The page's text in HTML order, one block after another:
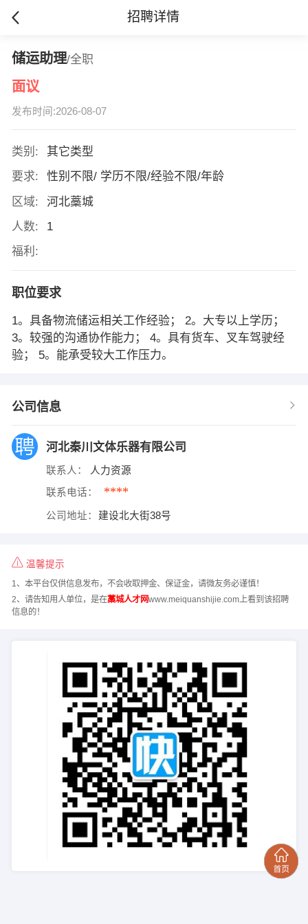
招聘详情
储运助理/全职
面议
发布时间:2026-08-07
类别:
其它类型
要求:
性别不限/ 学历不限/经验不限/年龄
区域:
河北藁城
人数:
1
福利:
职位要求
1。具备物流储运相关工作经验； 2。大专以上学历；
3。较强的沟通协作能力； 4。具有货车、叉车驾驶经
验； 5。能承受较大工作压力。
公司信息
河北秦川文体乐器有限公司
联系人： 人力资源
联系电话： ****
公司地址： 建设北大街38号
温馨提示
1、本平台仅供信息发布，不会收取押金、保证金，请微友务必谨慎！
2、请告知用人单位，是在藁城人才网www.meiquanshijie.com上看到该招聘
信息的！